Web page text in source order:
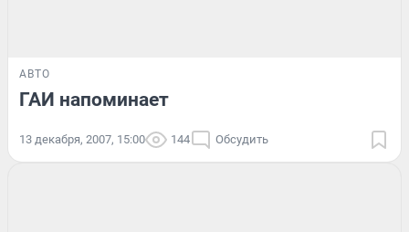
АВТО
ГАИ напоминает
13 декабря, 2007, 15:00 144 Обсудить